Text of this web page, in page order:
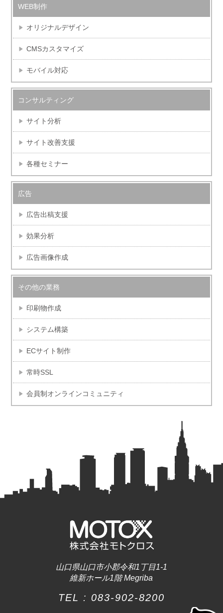
WEB制作
オリジナルデザイン
CMSカスタマイズ
モバイル対応
コンサルティング
サイト分析
サイト改善支援
各種セミナー
広告
広告出稿支援
効果分析
広告画像作成
その他の業務
印刷物作成
システム構築
ECサイト制作
常時SSL
会員制オンラインコミュニティ
山口県山口市小郡令和1丁目1-1
維新ホール1階 Megriba
TEL : 083-902-8200